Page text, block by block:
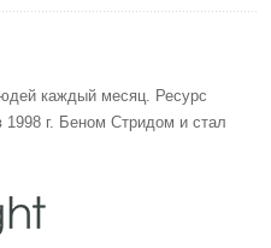
каждый месяц. Ресурс
г. Беном Стридом и стал